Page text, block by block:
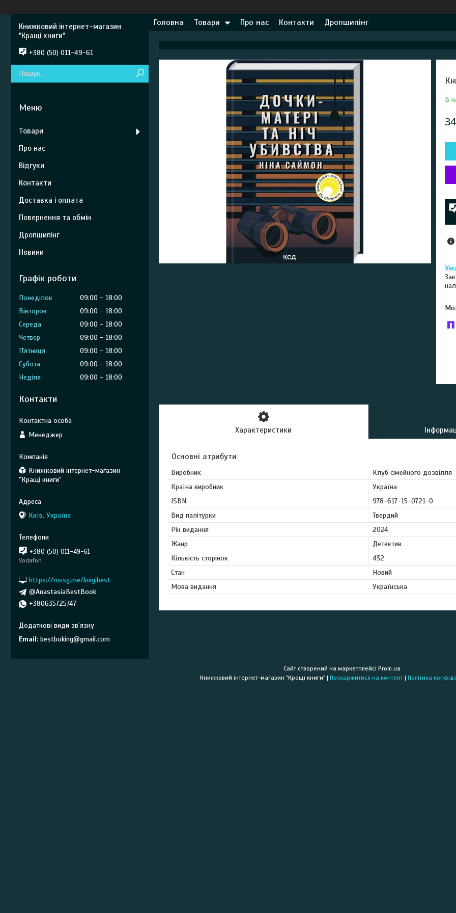
Головна Товари Про нас Контакти Дропшипінг
В
Характеристики
Основні атрибути
Виробник
Клуб сімейного дозвілля
Країна виробник
Україна
ISBN
978-617-15-0721-0
Вид палітурки
Твердий
Рік видання
2024
Жанр
Детектив
Кількість сторінок
432
Стан
Новий
Мова видання
Українська
Книжковий інтернет-магазин
"Кращі книги"
+380 (50) 011-49-61
Товари
Про нас
Відгуки
Контакти
Доставка і оплата
Повернення та обмін
Дропшипінг
Новини
Графік роботи
Понеділок 09:00
18:00
Вівторок
09:00
18:00
Середа
09:00
18:00
Четвер
09:00
18:00
Пʼятниця
09:00
18:00
Субота
09:00
18:00
Неділя
09:00 18:00
Контакти
Менеджер
Книжковий інтернет-магазин
"Кращі книги"
Київ, Україна
+380 (50) 011-49-61
Vodafon
https://mssg.me/knigibest
@AnastasiaBestBook
+380635725747
Email bestboking@gmail.com
Сайт створений на маркетплейсі Prom.ua
Книжковий інтернет-магазин "Кращі книги" | Поскаржитися на контент | Політика